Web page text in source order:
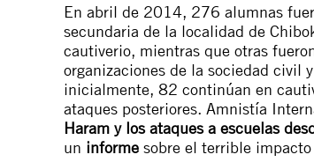
En abril de 2014, 276 alumnas
secundaria de la localidad de
cautiverio, mientras que otras
organizaciones de la sociedad civil
inicialmente, 82 continúan en
ataques posteriores. Amnistía
Haram y los ataques a escuelas
un informe sobre el terrible